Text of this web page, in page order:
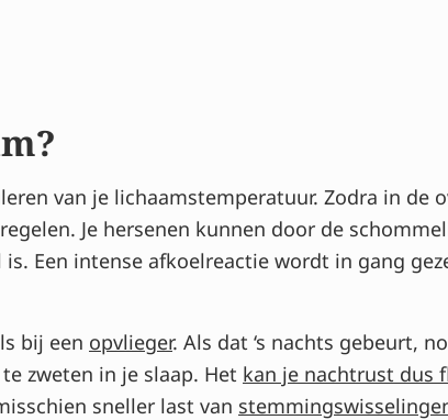
van je lichaamstemperatuur. Zodra in de
Je hersenen kunnen door de
Een intense afkoelreactie wordt in gang
bij een opvlieger. Als dat ‘s nachts gebeurt,
zweten in je slaap. Het kan je nachtrust dus
sneller last van